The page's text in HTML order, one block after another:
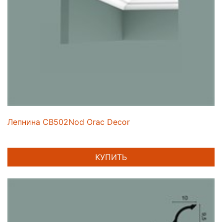
Лепнина CB502Nod Orac Decor
КУПИТЬ